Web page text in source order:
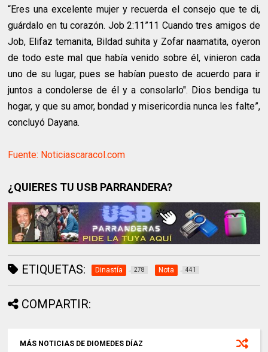
“Eres una excelente mujer y recuerda el consejo que te di,
guárdalo en tu corazón. Job 2:11”11 Cuando tres amigos de
Job, Elifaz temanita, Bildad suhita y Zofar naamatita, oyeron
de todo este mal que había venido sobre él, vinieron cada
uno de su lugar, pues se habían puesto de acuerdo para ir
juntos a condolerse de él y a consolarlo". Dios bendiga tu
hogar, y que su amor, bondad y misericordia nunca les falte”,
concluyó Dayana.
Fuente: Noticiascaracol.com
¿QUIERES TU USB PARRANDERA?
ETIQUETAS: Dinastía 278 Nota 441
COMPARTIR:
MÁS NOTICIAS DE DIOMEDES DÍAZ